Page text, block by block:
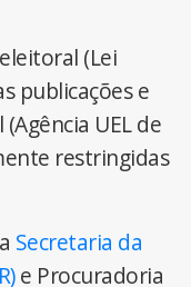
(Lei
publicações e
UEL de
restringidas
Secretaria da
e Procuradoria